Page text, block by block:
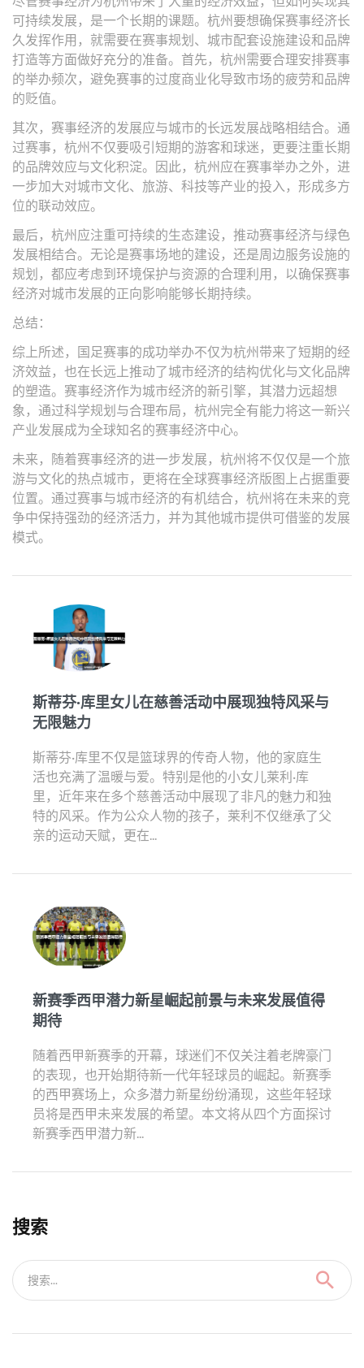
可持续发展，是一个长期的课题。杭州要想确保赛事经济长
久发挥作用，就需要在赛事规划、城市配套设施建设和品牌
打造等方面做好充分的准备。首先，杭州需要合理安排赛事
的举办频次，避免赛事的过度商业化导致市场的疲劳和品牌
的贬值。
其次，赛事经济的发展应与城市的长远发展战略相结合。通
过赛事，杭州不仅要吸引短期的游客和球迷，更要注重长期
的品牌效应与文化积淀。因此，杭州应在赛事举办之外，进
一步加大对城市文化、旅游、科技等产业的投入，形成多方
位的联动效应。
最后，杭州应注重可持续的生态建设，推动赛事经济与绿色
发展相结合。无论是赛事场地的建设，还是周边服务设施的
规划，都应考虑到环境保护与资源的合理利用，以确保赛事
经济对城市发展的正向影响能够长期持续。
总结：
综上所述，国足赛事的成功举办不仅为杭州带来了短期的经
济效益，也在长远上推动了城市经济的结构优化与文化品牌
的塑造。赛事经济作为城市经济的新引擎，其潜力远超想
象，通过科学规划与合理布局，杭州完全有能力将这一新兴
产业发展成为全球知名的赛事经济中心。
未来，随着赛事经济的进一步发展，杭州将不仅仅是一个旅
游与文化的热点城市，更将在全球赛事经济版图上占据重要
位置。通过赛事与城市经济的有机结合，杭州将在未来的竞
争中保持强劲的经济活力，并为其他城市提供可借鉴的发展
模式。
斯蒂芬·库里女儿在慈善活动中展现独特风采与
无限魅力
斯蒂芬·库里不仅是篮球界的传奇人物，他的家庭生
活也充满了温暖与爱。特别是他的小女儿莱利·库
里，近年来在多个慈善活动中展现了非凡的魅力和独
特的风采。作为公众人物的孩子，莱利不仅继承了父
亲的运动天赋，更在...
新赛季西甲潜力新星崛起前景与未来发展值得
期待
随着西甲新赛季的开幕，球迷们不仅关注着老牌豪门
的表现，也开始期待新一代年轻球员的崛起。新赛季
的西甲赛场上，众多潜力新星纷纷涌现，这些年轻球
员将是西甲未来发展的希望。本文将从四个方面探讨
新赛季西甲潜力新...
搜索
搜索...